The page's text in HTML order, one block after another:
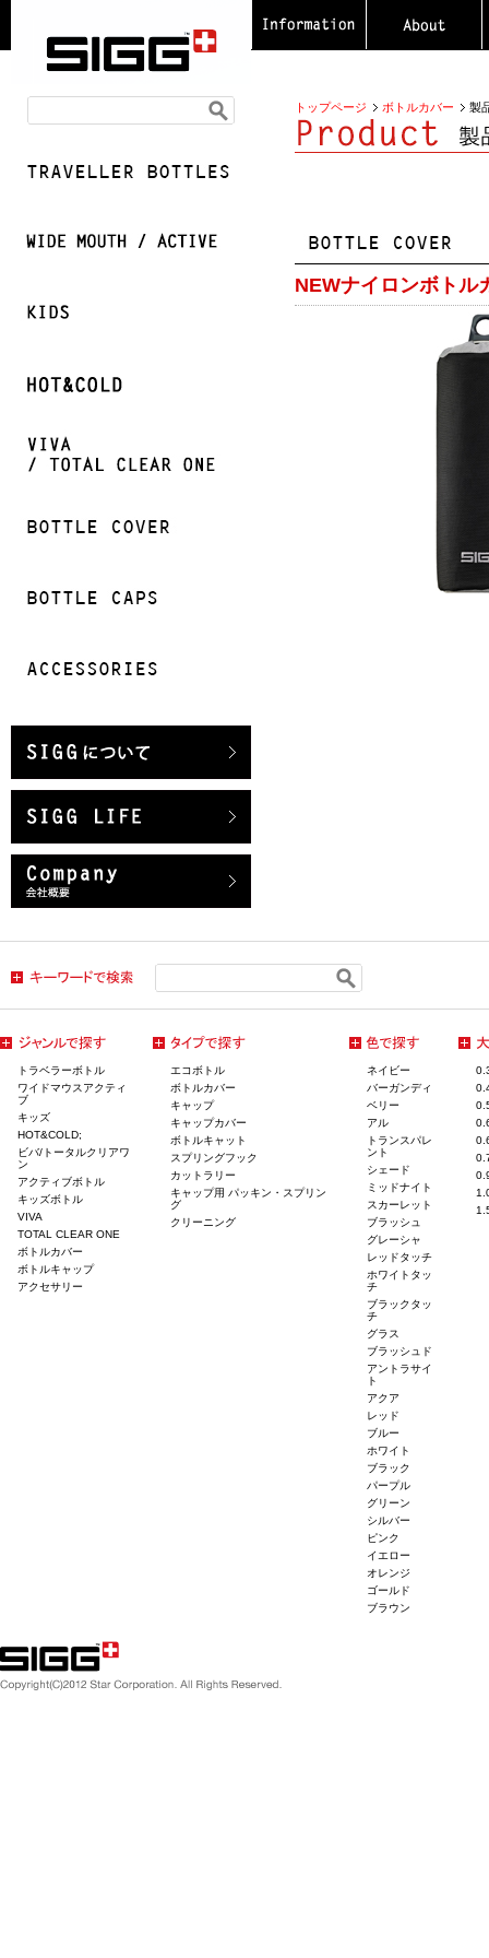
トップページ ボトルカバー 製
NEWナイロンボトル
トラベラーボトル
ワイドマウスアクティ
ブ
キッズ
HOT&COLD;
ビバ/トータルクリアワ
ン
アクティブボトル
キッズボトル
VIVA
TOTAL CLEAR ONE
ボトルカバー
ボトルキャップ
アクセサリー
エコボトル
ボトルカバー
キャップ
キャップカバー
ボトルキャット
スプリングフック
カットラリー
キャップ用 パッキン・スプリン
グ
クリーニング
ネイビー
バーガンディ
ベリー
アル
トランスパレ
ント
シェード
ミッドナイト
スカーレット
ブラッシュ
グレーシャ
レッドタッチ
ホワイトタッ
チ
ブラックタッ
チ
グラス
ブラッシュド
アントラサイ
ト
アクア
レッド
ブルー
ホワイト
ブラック
パープル
グリーン
シルバー
ピンク
イエロー
オレンジ
ゴールド
ブラウン